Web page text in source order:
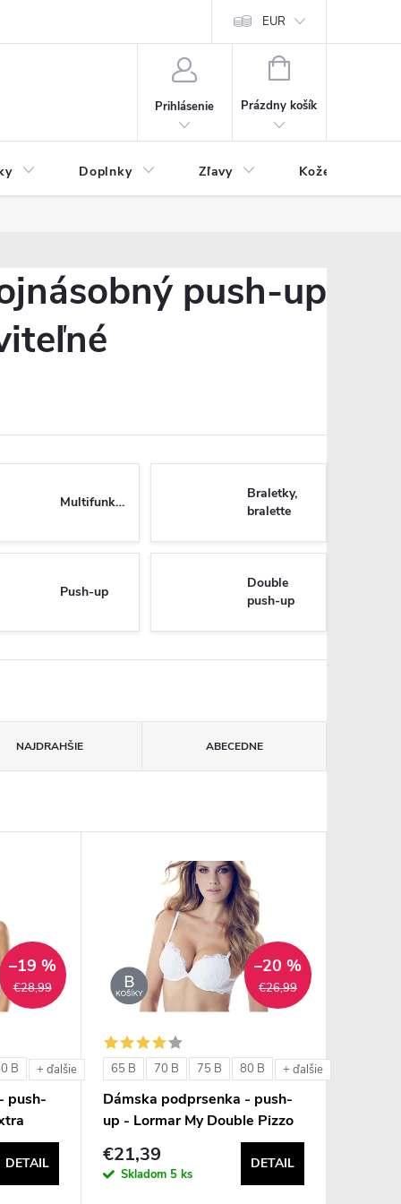
EUR
Prihlásenie
NÁKUPNÝ
Prázdny košík
Doplnky Zľavy Kožený tovar
push-up
Multifunkčné
Braletky,
bralette
Push-up
Double
push-up
NAJDRAHŠIE ABECEDNE
€28,99
–19 %
B + ďalšie
push-
DETAIL
€26,99
–20 %
65 B 70 B 75 B 80 B + ďalšie
Dámska podprsenka - push-
up - Lormar My Double Pizzo
€21,39
Skladom 5 ks
DETAIL